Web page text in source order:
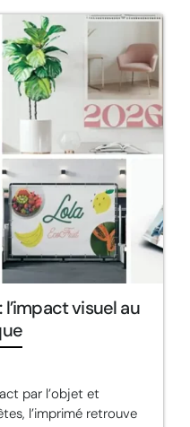
visuel au
par l’objet et
l’imprimé retrouve